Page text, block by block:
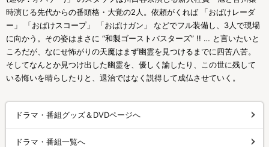
時演じる先代からの番頭格・大覚の2人。依頼がくれば 「おばけレーダ
ー」 「おばけスコープ」 「おばけガン」 などでフル装備し、3人で現場
に向かう。その姿はまさに “和製ゴーストバスターズ” !! … と言いたいと
ころだが、なにせ怖がりの天魔はまず幽霊を見つけるまでに四苦八苦。
そしてなんとか見つけ出した幽霊を、優しく諭したり、この世に残して
いる悔いを晴らしたりと、退治ではなく説得して成仏させていく。
ドラマ・番組グッズ＆DVDページへ
ドラマ・番組一覧へ